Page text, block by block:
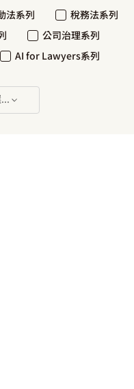
法系列
稅務法系列
公司治理系列
AI for Lawyers系列